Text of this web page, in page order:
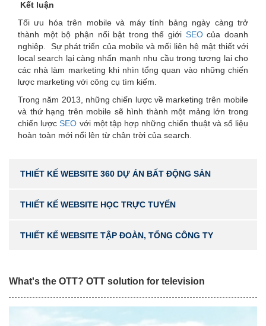
Kết luận
Tối ưu hóa trên mobile và máy tính bảng ngày càng trở
thành một bộ phận nổi bật trong thế giới SEOcủa doanh
nghiệp. Sự phát triển của mobile và mối liên hệ mật thiết với
local search lại càng nhấn mạnh nhu cầu trong tương lai cho
các nhà làm marketing khi nhìn tổng quan vào những chiến
lược marketing với công cụ tìm kiếm.
Trong năm 2013, những chiến lược về marketing trên mobile
và thứ hạng trên mobile sẽ hình thành một mảng lớn trong
chiến lượcSEO với một tập hợp những chiến thuật và số liệu
hoàn toàn mới nổi lên từ chân trời của search.
THIẾT KẾ WEBSITE 360 DỰ ÁN BẤT ĐỘNG SẢN
THIẾT KẾ WEBSITE HỌC TRỰC TUYẾN
THIẾT KẾ WEBSITE TẬP ĐOÀN, TỔNG CÔNG TY
What's the OTT? OTT solution for television